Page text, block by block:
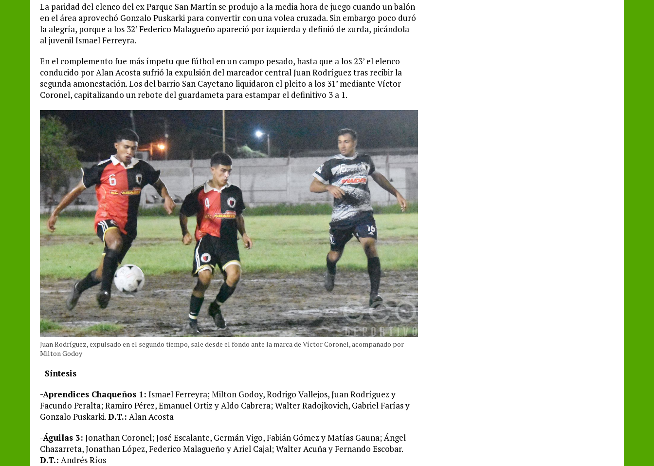
La paridad del elenco del ex Parque San Martín se produjo a la media hora de juego cuando un balón
en el área aprovechó Gonzalo Puskarki para convertir con una volea cruzada. Sin embargo poco duró
la alegría, porque a los 32’ Federico Malagueño apareció por izquierda y definió de zurda, picándola
al juvenil Ismael Ferreyra.
En el complemento fue más ímpetu que fútbol en un campo pesado, hasta que a los 23’ el elenco
conducido por Alan Acosta sufrió la expulsión del marcador central Juan Rodríguez tras recibir la
segunda amonestación. Los del barrio San Cayetano liquidaron el pleito a los 31’ mediante Víctor
Coronel, capitalizando un rebote del guardameta para estampar el definitivo 3 a 1.
Juan Rodríguez, expulsado en el segundo tiempo, sale desde el fondo ante la marca de Víctor Coronel, acompañado por
Milton Godoy
Síntesis
-Aprendices Chaqueños 1: Ismael Ferreyra; Milton Godoy, Rodrigo Vallejos, Juan Rodríguez y
Facundo Peralta; Ramiro Pérez, Emanuel Ortiz y Aldo Cabrera; Walter Radojkovich, Gabriel Farías y
Gonzalo Puskarki.D.T.: Alan Acosta
-Águilas 3: Jonathan Coronel; José Escalante, Germán Vigo, Fabián Gómez y Matías Gauna; Ángel
Chazarreta, Jonathan López, Federico Malagueño y Ariel Cajal; Walter Acuña y Fernando Escobar.
D.T.: Andrés Ríos